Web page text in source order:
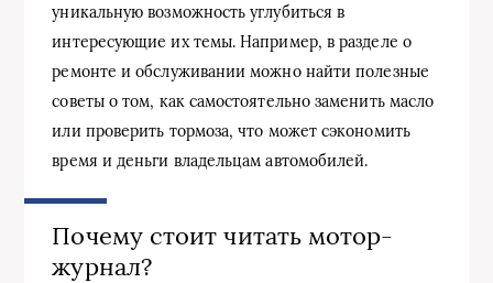
уникальную возможность углубиться в
интересующие их темы. Например, в разделе о
ремонте и обслуживании можно найти полезные
советы о том, как самостоятельно заменить масло
или проверить тормоза, что может сэкономить
время и деньги владельцам автомобилей.
Почему стоит читать мотор-
журнал?